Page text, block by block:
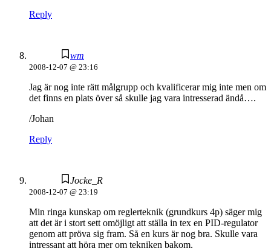
Reply
wm
2008-12-07 @ 23:16
Jag är nog inte rätt målgrupp och kvalificerar mig inte men om
det finns en plats över så skulle jag vara intresserad ändå….
/Johan
Reply
Jocke_R
2008-12-07 @ 23:19
Min ringa kunskap om reglerteknik (grundkurs 4p) säger mig
att det är i stort sett omöjligt att ställa in tex en PID-regulator
genom att pröva sig fram. Så en kurs är nog bra. Skulle vara
intressant att höra mer om tekniken bakom.